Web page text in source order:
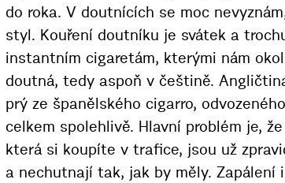
do roka. V doutnících se moc
styl. Kouření doutníku je svátek a
instantním cigaretám, kterými nám
doutná, tedy aspoň v češtině.
prý ze španělského cigarro,
celkem spolehlivě. Hlavní problém je,
která si koupíte v trafice, jsou už
a nechutnají tak, jak by měly.